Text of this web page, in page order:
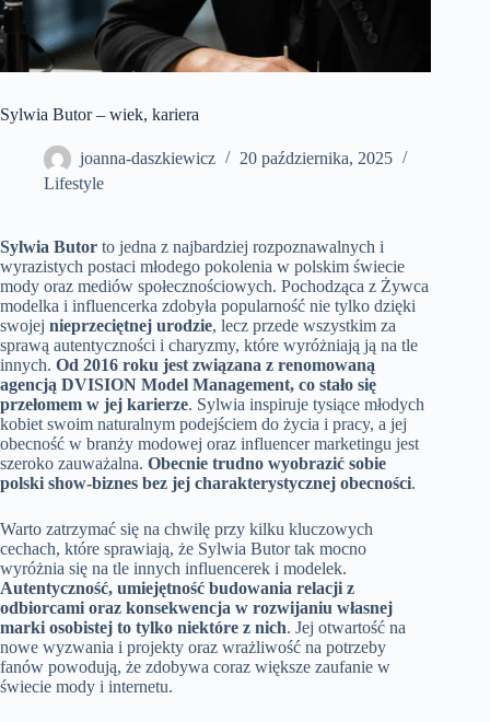
Sylwia Butor – wiek, kariera
joanna-daszkiewicz
20 października, 2025
Lifestyle
Sylwia Butor to jedna z najbardziej rozpoznawalnych i
wyrazistych postaci młodego pokolenia w polskim świecie
mody oraz mediów społecznościowych. Pochodząca z Żywca
modelka i influencerka zdobyła popularność nie tylko dzięki
swojej nieprzeciętnej urodzie, lecz przede wszystkim za
sprawą autentyczności i charyzmy, które wyróżniają ją na tle
innych. Od 2016 roku jest związana z renomowaną
agencją DVISION Model Management, co stało się
przełomem w jej karierze. Sylwia inspiruje tysiące młodych
kobiet swoim naturalnym podejściem do życia i pracy, a jej
obecność w branży modowej oraz influencer marketingu jest
szeroko zauważalna. Obecnie trudno wyobrazić sobie
polski show-biznes bez jej charakterystycznej obecności.
Warto zatrzymać się na chwilę przy kilku kluczowych
cechach, które sprawiają, że Sylwia Butor tak mocno
wyróżnia się na tle innych influencerek i modelek.
Autentyczność, umiejętność budowania relacji z
odbiorcami oraz konsekwencja w rozwijaniu własnej
marki osobistej to tylko niektóre z nich. Jej otwartość na
nowe wyzwania i projekty oraz wrażliwość na potrzeby
fanów powodują, że zdobywa coraz większe zaufanie w
świecie mody i internetu.